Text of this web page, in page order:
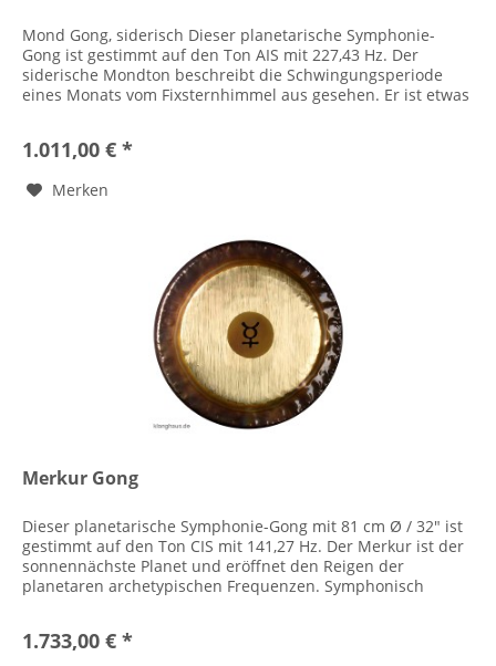
Mond Gong, siderisch Dieser planetarische Symphonie-
Gong ist gestimmt auf den Ton AIS mit 227,43 Hz. Der
siderische Mondton beschreibt die Schwingungsperiode
eines Monats vom Fixsternhimmel aus gesehen. Er ist etwas
1.011,00 € *
Merken
Merkur Gong
Dieser planetarische Symphonie-Gong mit 81 cm Ø / 32" ist
gestimmt auf den Ton CIS mit 141,27 Hz. Der Merkur ist der
sonnennächste Planet und eröffnet den Reigen der
planetaren archetypischen Frequenzen. Symphonisch
1.733,00 € *